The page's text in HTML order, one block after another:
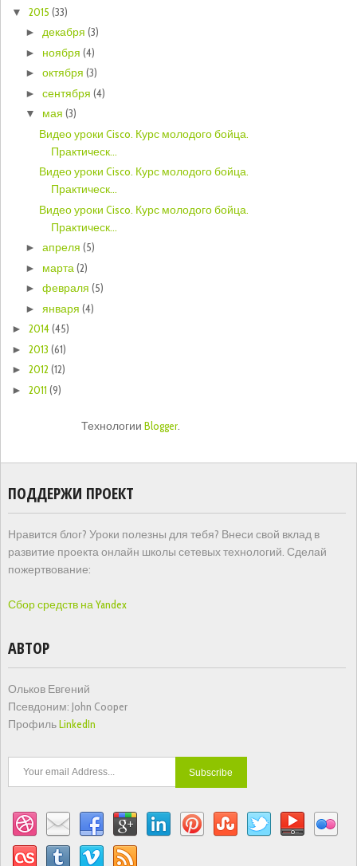
▼2015(33)
►декабря(3)
► ноября(4)
►октября(3)
►сентября(4)
▼ мая(3)
Видео уроки Cisco. Курс молодого бойца.
Практическ...
Видео уроки Cisco. Курс молодого бойца.
Практическ...
Видео уроки Cisco. Курс молодого бойца.
Практическ...
►апреля(5)
► марта(2)
►февраля(5)
►января(4)
►2014(45)
►2013(61)
►2012(12)
►2011(9)
ТехнологииBlogger.
ПОДДЕРЖИ ПРОЕКТ
Нравится блог? Уроки полезны для тебя? Внеси свой вклад в
развитие проекта онлайн школы сетевых технологий. Сделай
пожертвование:
Сбор средств на Yandex
АВТОР
Ольков Евгений
Псевдоним: John Cooper
ПрофильLinkedIn